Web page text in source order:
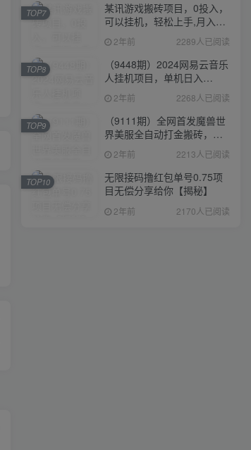
某讯游戏搬砖项目，0投入，
可以挂机，轻松上手,月入
3000+上不封顶
2年前 2289人已阅读
TOP7
（9448期）2024网易云音乐
人挂机项目，单机日入
150+，无脑月入5000+
2年前 2268人已阅读
TOP8
（9111期）全网首发魔兽世
界美服全自动打金搬砖，日
入1000+，简单好操作，保
姆级教学
2年前 2213人已阅读
TOP9
无限接码撸红包单号0.75项
目无偿分享给你【揭秘】
2年前 2170人已阅读
TOP10